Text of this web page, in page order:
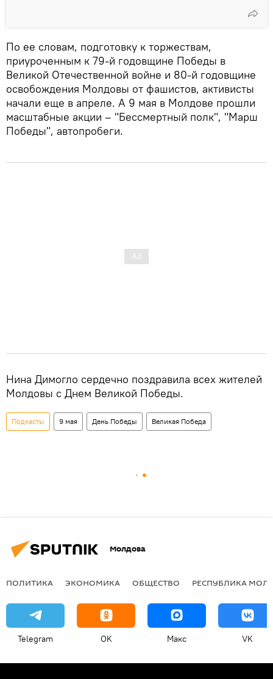
По ее словам, подготовку к торжествам,
приуроченным к 79-й годовщине Победы в
Великой Отечественной войне и 80-й годовщине
освобождения Молдовы от фашистов, активисты
начали еще в апреле. А 9 мая в Молдове прошли
масштабные акции – "Бессмертный полк", "Марш
Победы", автопробеги.
Нина Димогло сердечно поздравила всех жителей
Молдовы с Днем Великой Победы.
Подкасты 9 мая День Победы Великая Победа
Молдова
ПОЛИТИКА ЭКОНОМИКА ОБЩЕСТВО РЕСПУБЛИКА
Telegram OK Макс VK